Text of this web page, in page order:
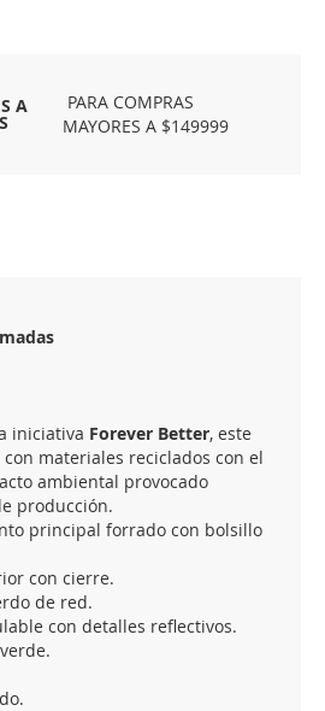
A
PARA COMPRAS
MAYORES A $149999
iniciativa Forever Better, este
materiales reciclados con el
ambiental provocado
producción.
principal forrado con bolsillo
con cierre.
de red.
con detalles reflectivos.